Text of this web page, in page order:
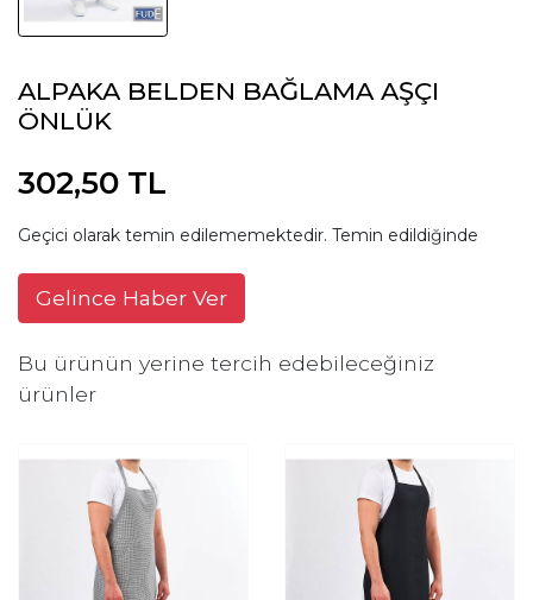
ALPAKA BELDEN BAĞLAMA AŞÇI
ÖNLÜK
302,50 TL
Geçici olarak temin edilememektedir. Temin edildiğinde
Gelince Haber Ver
Bu ürünün yerine tercih edebileceğiniz
ürünler